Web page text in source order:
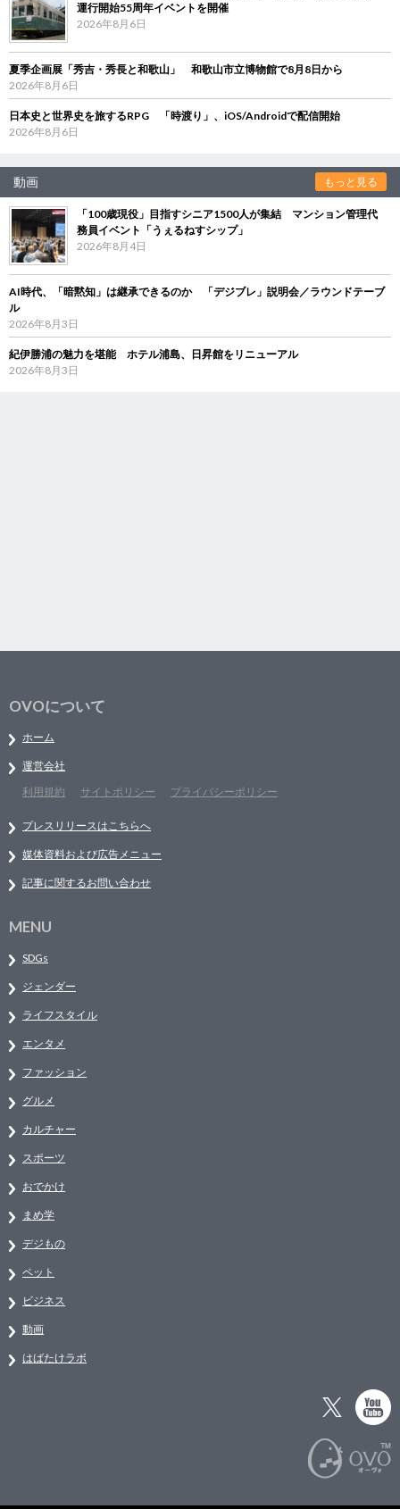
運行開始55周年イベントを開催
2026年8月6日
夏季企画展「秀吉・秀長と和歌山」 和歌山市立博物館で8月8日から
2026年8月6日
日本史と世界史を旅するRPG 「時渡り」、iOS/Androidで配信開始
2026年8月6日
動画 もっと見る
「100歳現役」目指すシニア1500人が集結 マンション管理代
務員イベント「うぇるねすシップ」
2026年8月4日
AI時代、「暗黙知」は継承できるのか 「デジブレ」説明会／ラウンドテーブ
ル
2026年8月3日
紀伊勝浦の魅力を堪能 ホテル浦島、日昇館をリニューアル
2026年8月3日
OVOについて
ホーム
運営会社
利用規約
サイトポリシー プライバシーポリシー
プレスリリースはこちらへ
媒体資料および広告メニュー
記事に関するお問い合わせ
MENU
SDGs
ジェンダー
ライフスタイル
エンタメ
ファッション
グルメ
カルチャー
スポーツ
おでかけ
まめ学
デジもの
ペット
ビジネス
動画
はばたけラボ